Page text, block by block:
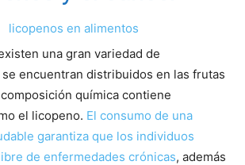
una gran variedad de
encuentran distribuidos en las frutas
química contiene
el licopeno. El consumo de una
garantiza que los individuos
de enfermedades crónicas, además